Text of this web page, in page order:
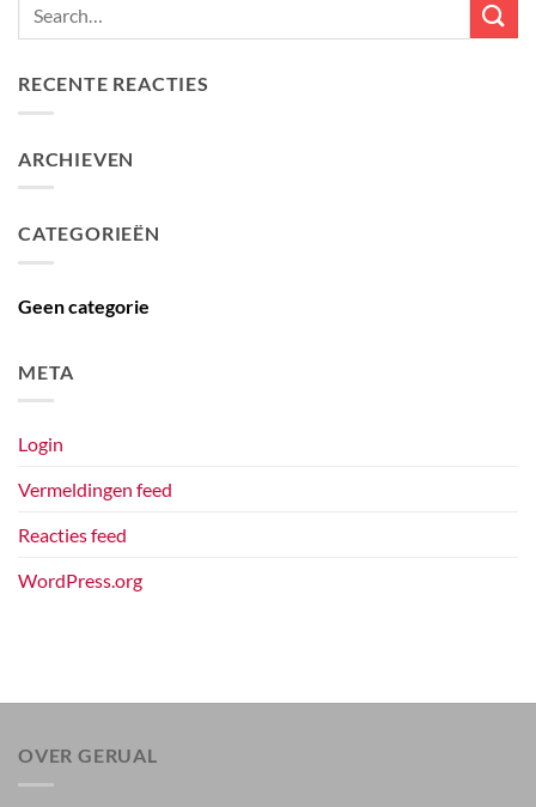
RECENTE REACTIES
ARCHIEVEN
CATEGORIEËN
Geen categorie
META
Login
Vermeldingen feed
Reacties feed
WordPress.org
OVER GERUAL